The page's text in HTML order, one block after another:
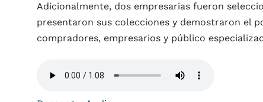
Adicionalmente, dos empresarias fueron
presentaron sus colecciones y demostraron el
compradores, empresarios y público